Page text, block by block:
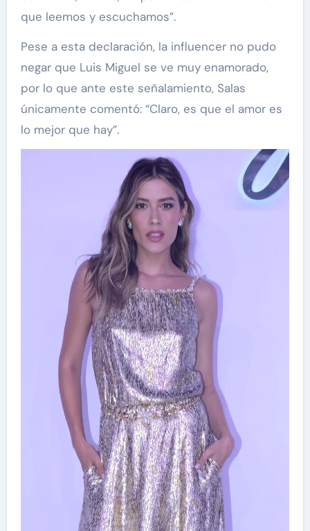
que leemos y escuchamos”.
Pese a esta declaración, la influencer no pudo
negar que Luis Miguel se ve muy enamorado,
por lo que ante este señalamiento, Salas
únicamente comentó: “Claro, es que el amor es
lo mejor que hay”.